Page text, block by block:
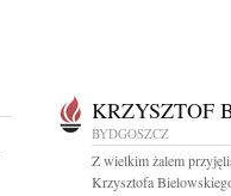
KRZYSZTOF
BYDGOSZCZ
Z wielkim żalem
Krzysztofa